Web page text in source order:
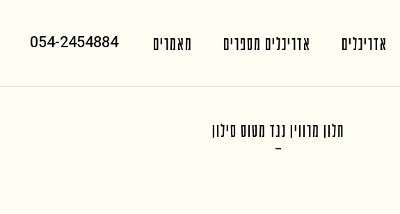
054-2454884 אדריכלים אדריכלים מספרים
מאמרים
חלון מרווין נגד מטוס סילון